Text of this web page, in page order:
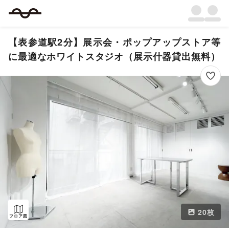
【表参道駅2分】展示会・ポップアップストア等
に最適なホワイトスタジオ（展示什器貸出無料）
フロア図 20枚